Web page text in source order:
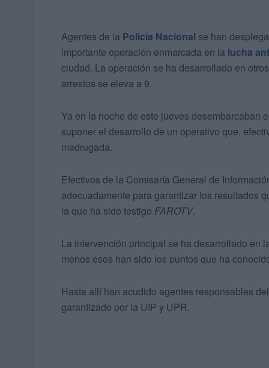
Agentes de la Policía Nacional se han
importante operación enmarcada en la lucha
ciudad. La operación se ha desarrollado en
arrestos se eleva a 9.
Ya en la noche de este jueves desembarcaban
suponer el desarrollo de un operativo que,
madrugada.
Efectivos de la Comisaría General de
adecuadamente para garantizar los resultados
la que ha sido testigo FAROTV.
La intervención principal se ha desarrollado en
menos esos han sido los puntos que ha
Hasta allí han acudido agentes responsables
garantizado por la UIP y UPR.